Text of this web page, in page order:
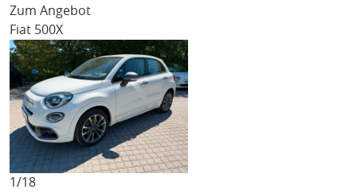
Zum Angebot
Fiat 500X
1/18